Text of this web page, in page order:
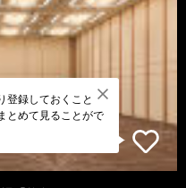
登録しておくこと
とめて見ることがで